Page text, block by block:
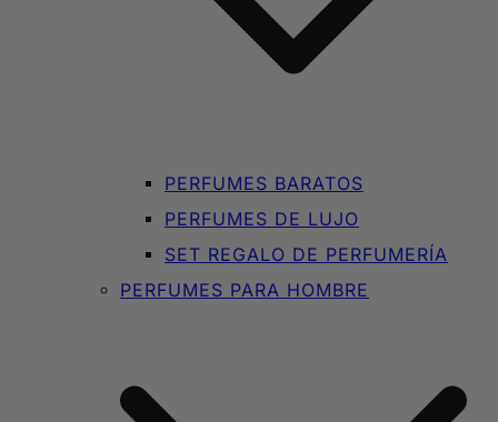
PERFUMES BARATOS
PERFUMES DE LUJO
SET REGALO DE PERFUMERÍA
PERFUMES PARA HOMBRE